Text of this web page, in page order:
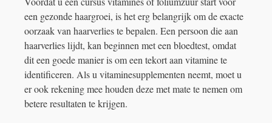
een gezonde haargroei, is het erg belangrijk om de exacte
oorzaak van haarverlies te bepalen. Een persoon die aan
haarverlies lijdt, kan beginnen met een bloedtest, omdat
dit een goede manier is om een ​​tekort aan vitamine te
identificeren. Als u vitaminesupplementen neemt, moet u
er ook rekening mee houden deze met mate te nemen om
betere resultaten te krijgen.